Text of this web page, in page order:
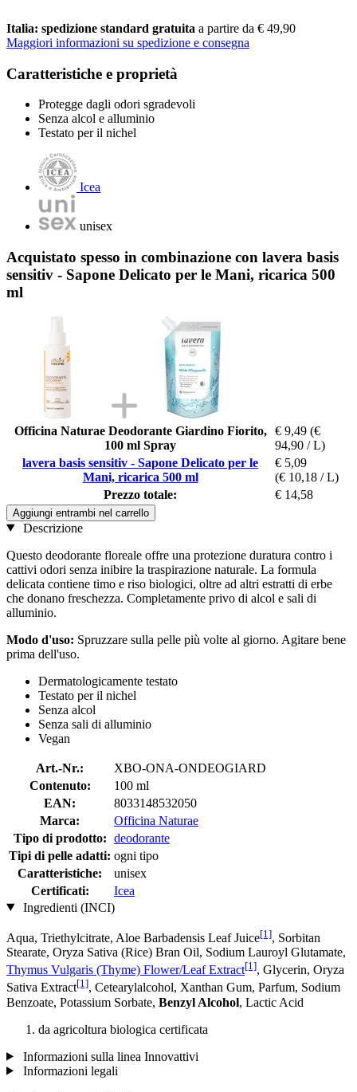
Italia: spedizione standard gratuita a partire da € 49,90
Maggiori informazioni su spedizione e consegna
Caratteristiche e proprietà
Protegge dagli odori sgradevoli
Senza alcol e alluminio
Testato per il nichel
Icea
unisex
Acquistato spesso in combinazione con lavera basis
sensitiv - Sapone Delicato per le Mani, ricarica 500
ml
Officina Naturae Deodorante Giardino Fiorito,
100 ml Spray
€ 9,49 (€
94,90 / L)
lavera basis sensitiv - Sapone Delicato per le
Mani, ricarica 500 ml
€ 5,09
(€ 10,18 / L)
Prezzo totale:
€ 14,58
Aggiungi entrambi nel carrello
Descrizione
Questo deodorante floreale offre una protezione duratura contro i
cattivi odori senza inibire la traspirazione naturale. La formula
delicata contiene timo e riso biologici, oltre ad altri estratti di erbe
che donano freschezza. Completamente privo di alcol e sali di
alluminio.
Modo d'uso: Spruzzare sulla pelle più volte al giorno. Agitare bene
prima dell'uso.
Dermatologicamente testato
Testato per il nichel
Senza alcol
Senza sali di alluminio
Vegan
Art.-Nr.:
XBO-ONA-ONDEOGIARD
Contenuto:
100 ml
EAN:
8033148532050
Marca:
Officina Naturae
Tipo di prodotto: deodorante
Tipi di pelle adatti: ogni tipo
Caratteristiche:
unisex
Certificati:
Icea
Ingredienti (INCI)
Aqua, Triethylcitrate, Aloe Barbadensis Leaf Juice[1], Sorbitan
Stearate, Oryza Sativa (Rice) Bran Oil, Sodium Lauroyl Glutamate,
Thymus Vulgaris (Thyme) Flower/Leaf Extract[1], Glycerin, Oryza
Sativa Extract[1], Cetearylalcohol, Xanthan Gum, Parfum, Sodium
Benzoate, Potassium Sorbate, Benzyl Alcohol, Lactic Acid
da agricoltura biologica certificata
Informazioni sulla linea Innovattivi
Informazioni legali